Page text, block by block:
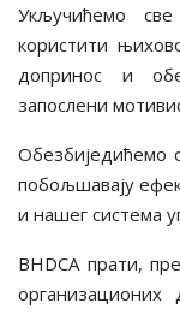
Укључићемо све
користити
допринос и
запослени
Обезбиједићемо
побољшавају
и нашег система
BHDCA прати,